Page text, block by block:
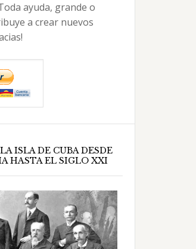
ayuda, grande o
a crear nuevos
ISLA DE CUBA DESDE
HASTA EL SIGLO XXI